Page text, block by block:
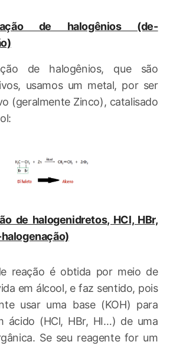
de halogênios (de-
de halogênios, que são
usamos um metal, por ser
(geralmente Zinco), catalisado
de halogenidretos, HCl, HBr,
reação é obtida por meio de
em álcool, e faz sentido, pois
usar uma base (KOH) para
ácido (HCl, HBr, HI…) de uma
Se seu reagente for um